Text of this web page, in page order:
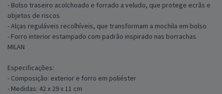
- Bolso traseiro acolchoado e forrado a veludo, que protege ecrãs e
objetos de riscos
- Alças reguláveis recolhíveis, que transformam a mochila em bolso
- Forro interior estampado com padrão inspirado nas borrachas
MILAN
Especificações:
- Composição: exterior e forro em poliéster
- Medidas: 42 x 29 x 11 cm